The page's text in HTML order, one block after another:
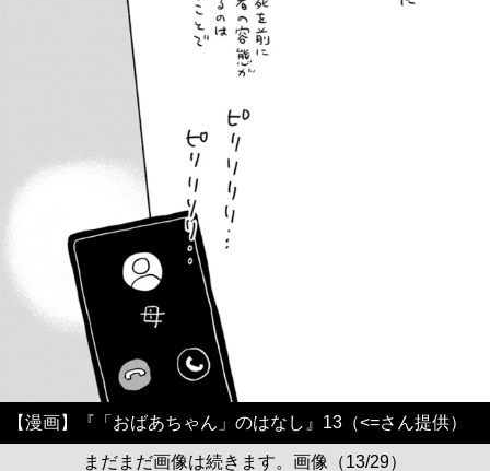
【漫画】『「おばあちゃん」のはなし』13（<=さん提供）
まだまだ画像は続きます。画像（13/29）